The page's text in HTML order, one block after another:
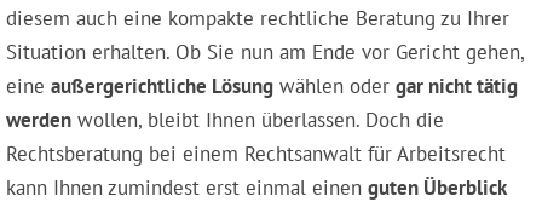
diesem auch eine kompakte rechtliche Beratung zu Ihrer
Situation erhalten. Ob Sie nun am Ende vor Gericht gehen,
eine außergerichtliche Lösung wählen oder gar nicht tätig
werden wollen, bleibt Ihnen überlassen. Doch die
Rechtsberatung bei einem Rechtsanwalt für Arbeitsrecht
kann Ihnen zumindest erst einmal einen guten Überblick